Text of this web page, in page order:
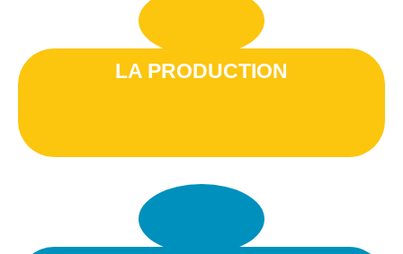
LA PRODUCTION